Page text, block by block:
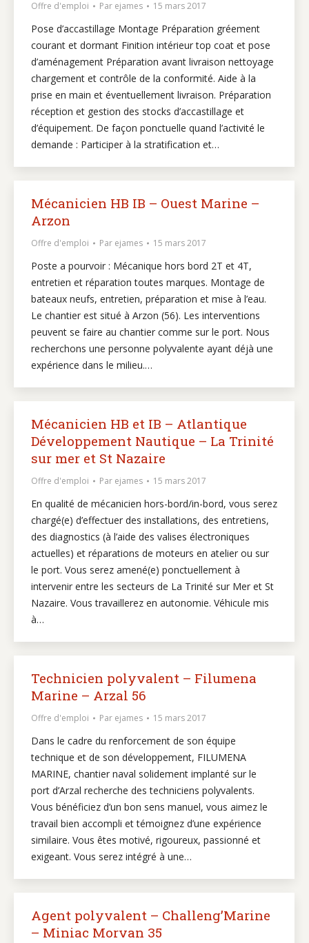
Offre d'emploi Par ejames 15 mars 2017
Pose d’accastillage Montage Préparation gréement
courant et dormant Finition intérieur top coat et pose
d’aménagement Préparation avant livraison nettoyage
chargement et contrôle de la conformité. Aide à la
prise en main et éventuellement livraison. Préparation
réception et gestion des stocks d’accastillage et
d’équipement. De façon ponctuelle quand l’activité le
demande : Participer à la stratification et…
Mécanicien HB IB – Ouest Marine –
Arzon
Offre d'emploi Par ejames 15 mars 2017
Poste a pourvoir : Mécanique hors bord 2T et 4T,
entretien et réparation toutes marques. Montage de
bateaux neufs, entretien, préparation et mise à l’eau.
Le chantier est situé à Arzon (56). Les interventions
peuvent se faire au chantier comme sur le port. Nous
recherchons une personne polyvalente ayant déjà une
expérience dans le milieu.…
Mécanicien HB et IB – Atlantique
Développement Nautique – La Trinité
sur mer et St Nazaire
Offre d'emploi Par ejames 15 mars 2017
En qualité de mécanicien hors-bord/in-bord, vous serez
chargé(e) d’effectuer des installations, des entretiens,
des diagnostics (à l’aide des valises électroniques
actuelles) et réparations de moteurs en atelier ou sur
le port. Vous serez amené(e) ponctuellement à
intervenir entre les secteurs de La Trinité sur Mer et St
Nazaire. Vous travaillerez en autonomie. Véhicule mis
à…
Technicien polyvalent – Filumena
Marine – Arzal 56
Offre d'emploi Par ejames 15 mars 2017
Dans le cadre du renforcement de son équipe
technique et de son développement, FILUMENA
MARINE, chantier naval solidement implanté sur le
port d’Arzal recherche des techniciens polyvalents.
Vous bénéficiez d’un bon sens manuel, vous aimez le
travail bien accompli et témoignez d’une expérience
similaire. Vous êtes motivé, rigoureux, passionné et
exigeant. Vous serez intégré à une…
Agent polyvalent – Challeng’Marine
– Miniac Morvan 35